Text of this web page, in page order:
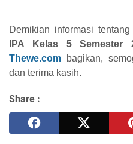
Demikian informasi tentang
IPA Kelas 5 Semester
Thewe.com bagikan,
dan terima kasih.
Share :